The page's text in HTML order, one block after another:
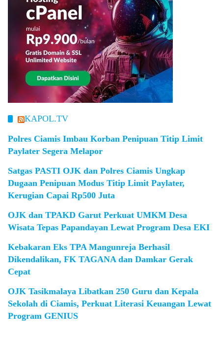
KAPOL.TV
Polres Ciamis Imbau Korban Penipuan Titip Limit
Paylater Segera Melapor
Satgas PASTI OJK dan Polres Ciamis Ungkap
Dugaan Penipuan Modus Titip Limit Paylater,
Kerugian Capai Rp500 Juta
OJK dan TPAKD Garut Perkuat UMKM Desa
Wisata Tepas Papandayan Lewat Program Desa EKI
Kebakaran Eks TPA Mangunreja Berhasil
Dikendalikan, FK TAGANA dan Damkar Gerak
Cepat
OJK Tasikmalaya Libatkan 250 Guru dan Kepala
Sekolah di Ciamis, Perkuat Literasi Keuangan Lewat
Program GENIUS